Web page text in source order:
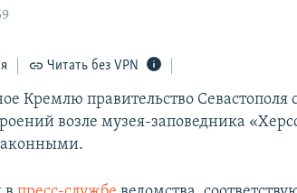
Читать без VPN
Кремлю правительство Севастополя
возле музея-заповедника